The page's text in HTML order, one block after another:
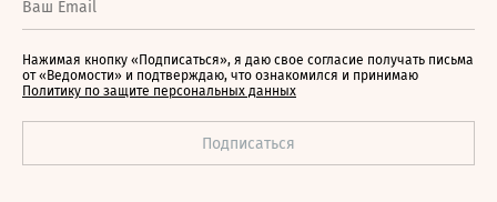
Нажимая кнопку «Подписаться», я даю свое согласие получать письма
от «Ведомости» и подтверждаю, что ознакомился и принимаю
Политику по защите персональных данных